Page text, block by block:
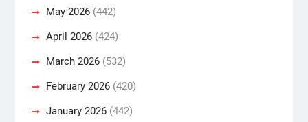
May 2026(442)
April 2026(424)
March 2026(532)
February 2026(420)
January 2026(442)